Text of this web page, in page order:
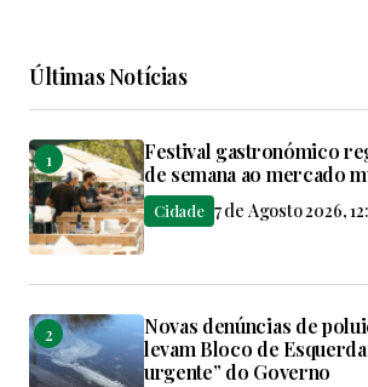
Últimas Notícias
Festival gastronómico
de semana ao mercado
Cidade 7 de Agosto 2026,
Novas denúncias de
levam Bloco de
urgente” do Governo